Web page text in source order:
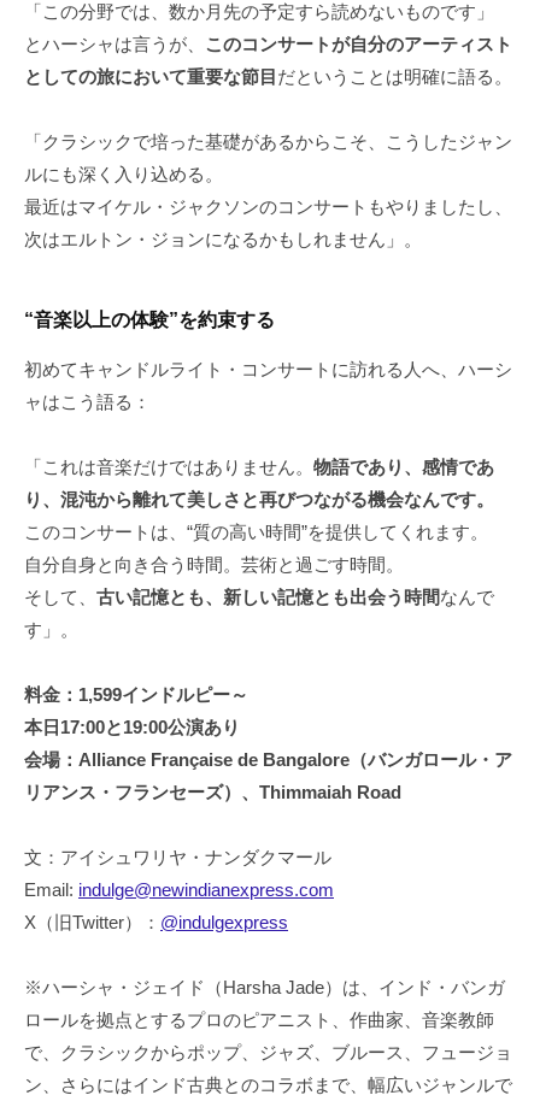
「この分野では、数か月先の予定すら読めないものです」
とハーシャは言うが、 このコンサートが自分のアーティスト
としての旅において重要な節目 だということは明確に語る。
「クラシックで培った基礎があるからこそ、こうしたジャン
ルにも深く入り込める。
最近はマイケル・ジャクソンのコンサートもやりましたし、
次はエルトン・ジョンになるかもしれません」。
“音楽以上の体験”を約束する
初めてキャンドルライト・コンサートに訪れる人へ、ハーシ
ャはこう語る：
「これは音楽だけではありません。 物語であり、感情であ
り、混沌から離れて美しさと再びつながる機会なんです。
このコンサートは、“質の高い時間”を提供してくれます。
自分自身と向き合う時間。芸術と過ごす時間。
そして、 古い記憶とも、新しい記憶とも出会う時間なんで
す」。
料金：1,599インドルピー～
本日17:00と19:00公演あり
会場：Alliance Française de Bangalore（バンガロール・ア
リアンス・フランセーズ）、Thimmaiah Road
文：アイシュワリヤ・ナンダクマール
Email: indulge@newindianexpress.com
X（旧Twitter）： @indulgexpress
※ハーシャ・ジェイド（Harsha Jade）は、インド・バンガ
ロールを拠点とするプロのピアニスト、作曲家、音楽教師
で、クラシックからポップ、ジャズ、ブルース、フュージョ
ン、さらにはインド古典とのコラボまで、幅広いジャンルで